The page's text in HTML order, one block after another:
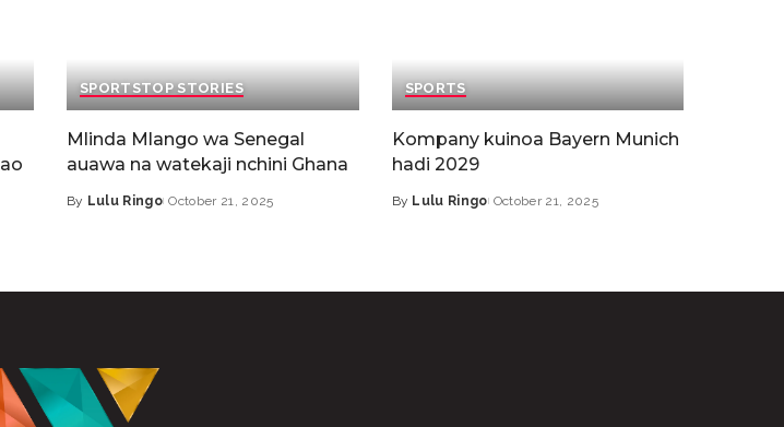
SPORTSTOP STORIES
Mlinda Mlango wa Senegal
auawa na watekaji nchini Ghana
By Lulu Ringo October 21, 2025
SPORTS
Kompany kuinoa Bayern Munich
hadi 2029
By Lulu Ringo October 21, 2025